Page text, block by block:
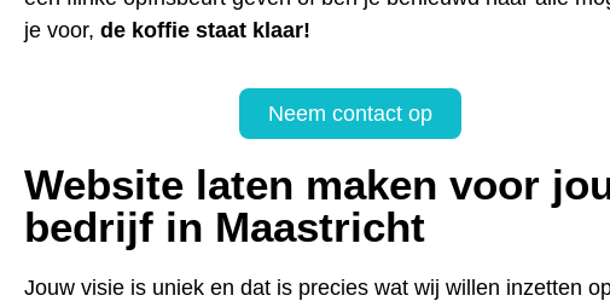
je voor, de koffie staat klaar!
Neem contact op
Website laten maken voor
bedrijf in Maastricht
Jouw visie is uniek en dat is precies wat wij willen inzetten